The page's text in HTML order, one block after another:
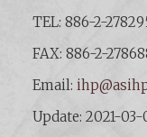
TEL: 886-2-
FAX: 886-2-
Email:
Update: 2021-03-